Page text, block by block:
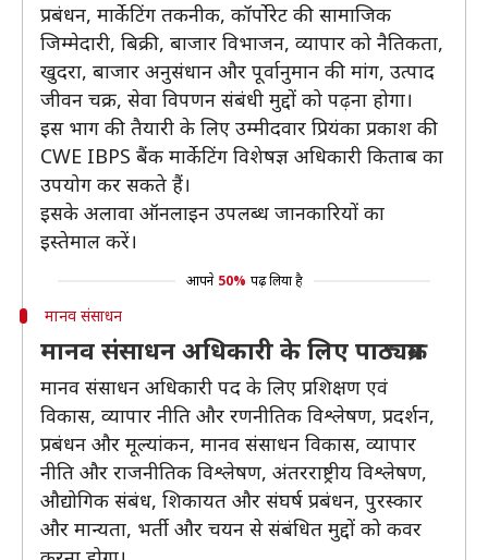
प्रबंधन, मार्केटिंग तकनीक, कॉर्पोरेट की सामाजिक
जिम्मेदारी, बिक्री, बाजार विभाजन, व्यापार को नैतिकता,
खुदरा, बाजार अनुसंधान और पूर्वानुमान की मांग, उत्पाद
जीवन चक्र, सेवा विपणन संबंधी मुद्दों को पढ़ना होगा।
इस भाग की तैयारी के लिए उम्मीदवार प्रियंका प्रकाश की
CWE IBPS बैंक मार्केटिंग विशेषज्ञ अधिकारी किताब का
उपयोग कर सकते हैं।
इसके अलावा ऑनलाइन उपलब्ध जानकारियों का
इस्तेमाल करें।
आपने 50% पढ़ लिया है
मानव संसाधन
मानव संसाधन अधिकारी के लिए पाठ्यक्रम
मानव संसाधन अधिकारी पद के लिए प्रशिक्षण एवं
विकास, व्यापार नीति और रणनीतिक विश्लेषण, प्रदर्शन,
प्रबंधन और मूल्यांकन, मानव संसाधन विकास, व्यापार
नीति और राजनीतिक विश्लेषण, अंतरराष्ट्रीय विश्लेषण,
औद्योगिक संबंध, शिकायत और संघर्ष प्रबंधन, पुरस्कार
और मान्यता, भर्ती और चयन से संबंधित मुद्दों को कवर